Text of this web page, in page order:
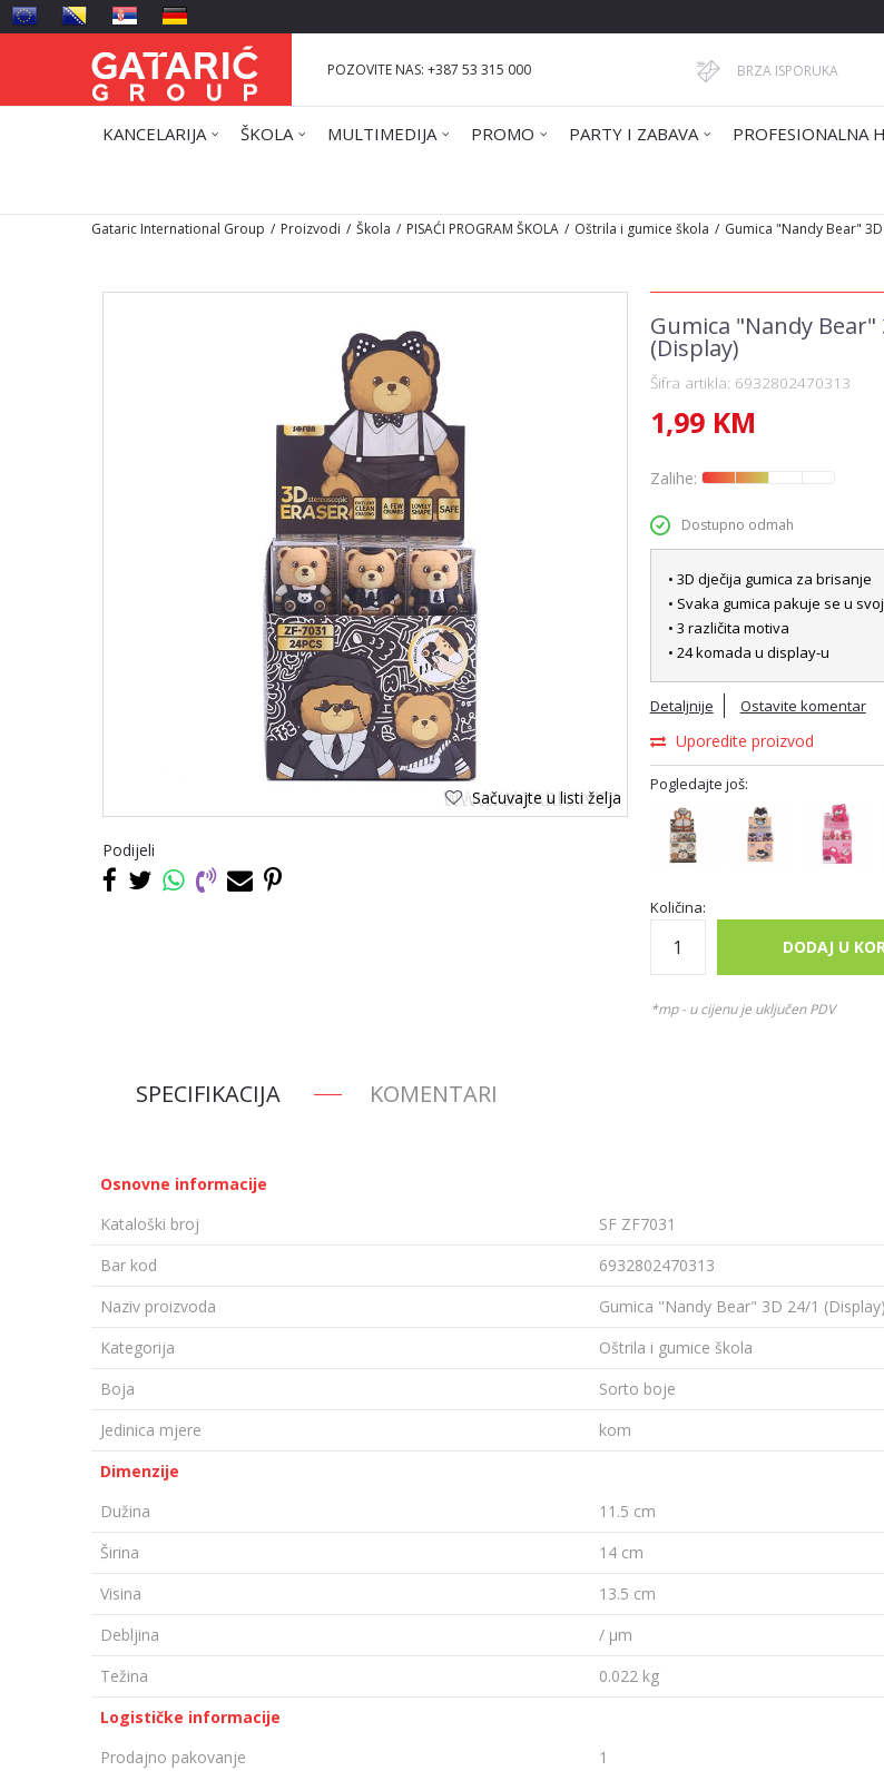
POZOVITE NAS: +387 53 315 000 BRZA ISPORUKA
KANCELARIJA ŠKOLA MULTIMEDIJA PROMO PARTY I ZABAVA PROFESIONALNA
Gataric International Group Proizvodi Škola PISAĆI PROGRAM ŠKOLA Oštrila i gumice škola Gumica "Nandy Bear"
Sačuvajte u listi želja
Podijeli
Gumica "Nandy Bear"
(Display)
Šifra artikla: 6932802470313
1,99 KM
Zalihe:
Dostupno odmah
• 3D dječija gumica za brisanje
• Svaka gumica pakuje se u
• 3 različita motiva
• 24 komada u display-u
Detaljnije Ostavite komentar
Uporedite proizvod
Pogledajte još:
Količina:
DODAJ U
*mp - u cijenu je uključen PDV
SPECIFIKACIJA KOMENTARI
Osnovne informacije
Kataloški broj
SF ZF7031
Bar kod
6932802470313
Naziv proizvoda
Gumica "Nandy Bear" 3D 24/1 (Display)
Kategorija
Oštrila i gumice škola
Boja
Sorto boje
Jedinica mjere
kom
Dimenzije
Dužina
11.5 cm
Širina
14 cm
Visina
13.5 cm
Debljina
/ µm
Težina
0.022 kg
Logističke informacije
Prodajno pakovanje
1